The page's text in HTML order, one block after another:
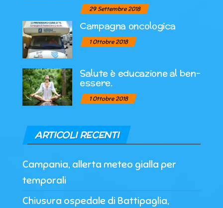
29 Settembre 2018
Campagna oncologica
1 Ottobre 2018
Salute è educazione al ben-
essere.
1 Ottobre 2018
ARTICOLI RECENTI
Campania, allerta meteo gialla per
temporali
Chiusura ospedale di Battipaglia,